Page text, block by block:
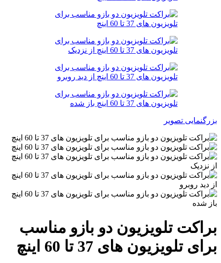
بزرگنمایی تصویر
براکت تلویزیون دو بازو مناسب
برای تلویزیون های 37 تا 60 اینچ